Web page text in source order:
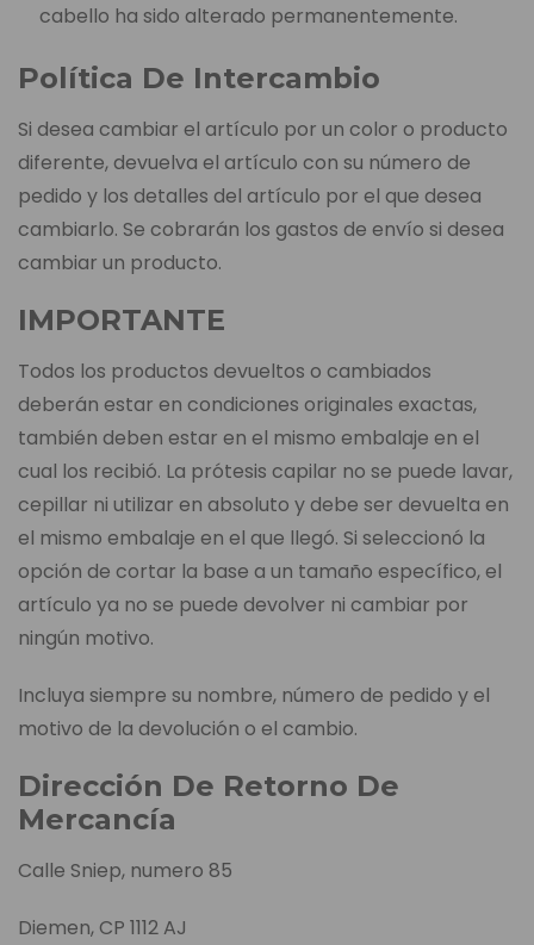
cabello ha sido alterado permanentemente.
Política De Intercambio
Si desea cambiar el artículo por un color o producto
diferente, devuelva el artículo con su número de
pedido y los detalles del artículo por el que desea
cambiarlo. Se cobrarán los gastos de envío si desea
cambiar un producto.
IMPORTANTE
Todos los productos devueltos o cambiados
deberán estar en condiciones originales exactas,
también deben estar en el mismo embalaje en el
cual los recibió. La prótesis capilar no se puede lavar,
cepillar ni utilizar en absoluto y debe ser devuelta en
el mismo embalaje en el que llegó. Si seleccionó la
opción de cortar la base a un tamaño específico, el
artículo ya no se puede devolver ni cambiar por
ningún motivo.
Incluya siempre su nombre, número de pedido y el
motivo de la devolución o el cambio.
Dirección De Retorno De
Mercancía
Calle Sniep, numero 85
Diemen, CP 1112 AJ